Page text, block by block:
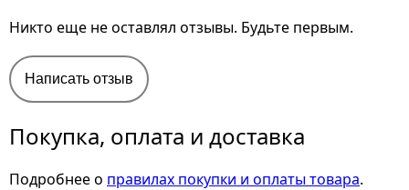
Никто еще не оставлял отзывы. Будьте первым.
Написать отзыв
Покупка, оплата и доставка
Подробнее о правилах покупки и оплаты товара.